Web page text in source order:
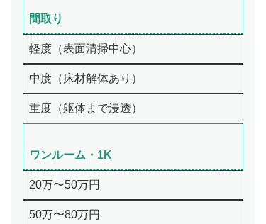
間取り
軽度（表面清掃中心）
中度（床材解体あり）
重度（躯体まで浸透）
ワンルーム・1K
20万〜50万円
50万〜80万円